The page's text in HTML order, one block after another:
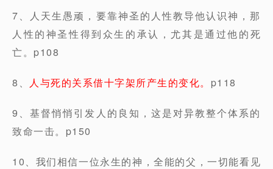
7、人天生愚顽，要靠神圣的人性教导他认识神，那
人性的神圣性得到众生的承认，尤其是通过他的死
亡。p108
8、 人与死的关系借十字架所产生的变化。 p118
9、基督悄悄引发人的良知，这是对异教整个体系的
致命一击。p150
10、我们相信一位永生的神，全能的父，一切能看见